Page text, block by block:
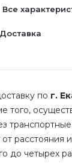
Все
Доставка
по г.
того,
от расстояния
до четырех